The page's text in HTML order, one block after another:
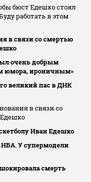
бюст Едешко стоял
работать в этом
в связи со смертью
очень добрым
юмора, ироничным»
великий пас в ДНК
в связи со
Иван Едешко
У супермодели
смерть